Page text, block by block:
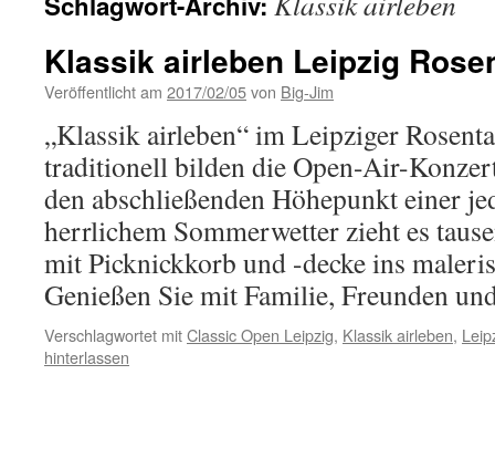
Klassik airleben Leipzig
Veröffentlicht am 2017/02/05von Big-Jim
„Klassik airleben“ im Leipziger
traditionell bilden die Open-Air-
den abschließenden Höhepunkt einer
herrlichem Sommerwetter zieht es
mit Picknickkorb und -decke ins
Genießen Sie mit Familie, Freunden
Verschlagwortet mitClassic Open Leipzig, Klassik airleben,
hinterlassen